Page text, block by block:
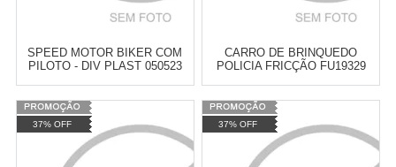
SPEED MOTOR BIKER COM
PILOTO - DIV PLAST 050523
Cat:
CARRO DE BRINQUEDO
POLICIA FRICÇÃO FU19329
Cat:
37% OFF 37% OFF